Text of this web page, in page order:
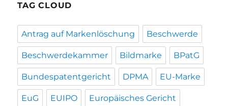
TAG CLOUD
Antrag auf Markenlöschung Beschwerde
Beschwerdekammer Bildmarke BPatG
Bundespatentgericht DPMA EU-Marke
EuG EUIPO Europäisches Gericht